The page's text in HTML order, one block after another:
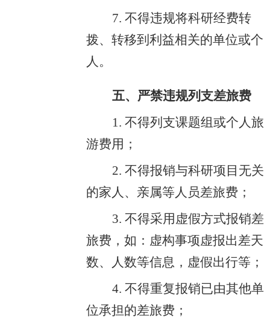
7. 不得违规将科研经费转
拨、转移到利益相关的单位或个
人。
五、严禁违规列支差旅费
1. 不得列支课题组或个人旅
游费用；
2. 不得报销与科研项目无关
的家人、亲属等人员差旅费；
3. 不得采用虚假方式报销差
旅费，如：虚构事项虚报出差天
数、人数等信息，虚假出行等；
4. 不得重复报销已由其他单
位承担的差旅费；